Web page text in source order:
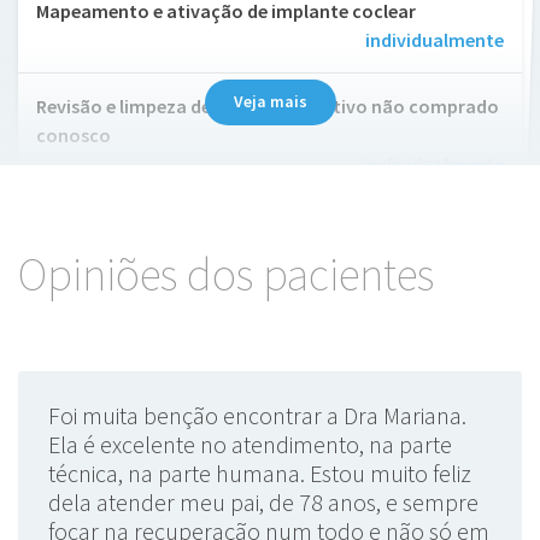
Mapeamento e ativação de implante coclear
individualmente
Revisão e limpeza de aparelho auditivo não comprado
conosco
individualmente
Potencial evocado auditivo de média latência (PEA-ML)
Reabilitação vestibular individualmente
BERA com sedação individualmente
Veja mais
Opiniões dos pacientes
Foi muita benção encontrar a Dra Mariana.
Ela é excelente no atendimento, na parte
técnica, na parte humana. Estou muito feliz
dela atender meu pai, de 78 anos, e sempre
focar na recuperação num todo e não só em